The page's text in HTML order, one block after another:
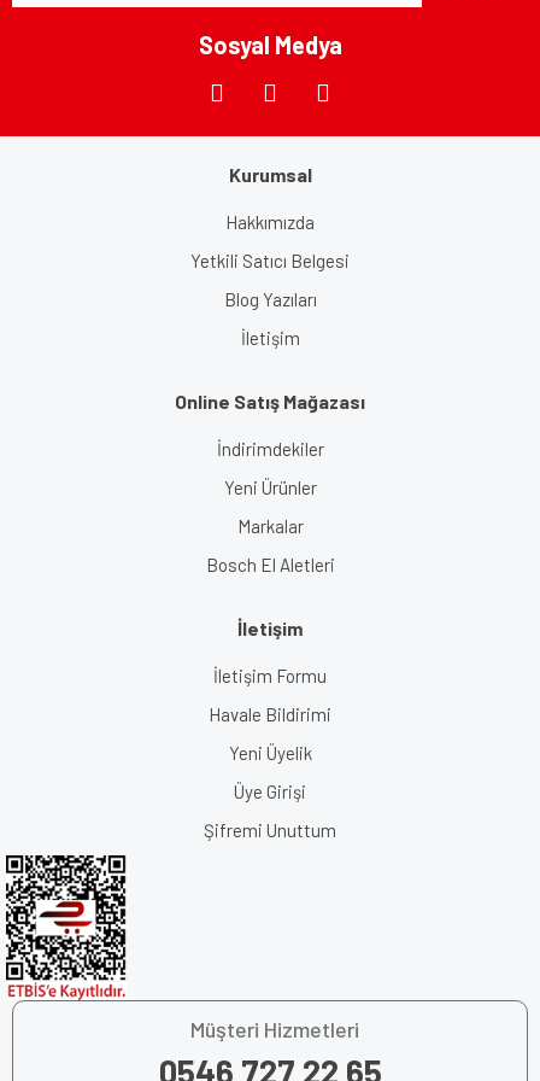
Sosyal Medya
Kurumsal
Hakkımızda
Yetkili Satıcı Belgesi
Blog Yazıları
İletişim
Online Satış Mağazası
İndirimdekiler
Yeni Ürünler
Markalar
Bosch El Aletleri
İletişim
İletişim Formu
Havale Bildirimi
Yeni Üyelik
Üye Girişi
Şifremi Unuttum
Müşteri Hizmetleri
0546 727 22 65